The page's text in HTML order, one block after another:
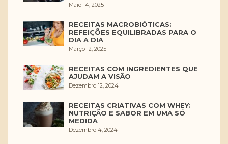
Maio 14, 2025
RECEITAS MACROBIÓTICAS:
REFEIÇÕES EQUILIBRADAS PARA O
DIA A DIA
Março 12, 2025
RECEITAS COM INGREDIENTES QUE
AJUDAM A VISÃO
Dezembro 12, 2024
RECEITAS CRIATIVAS COM WHEY:
NUTRIÇÃO E SABOR EM UMA SÓ
MEDIDA
Dezembro 4, 2024